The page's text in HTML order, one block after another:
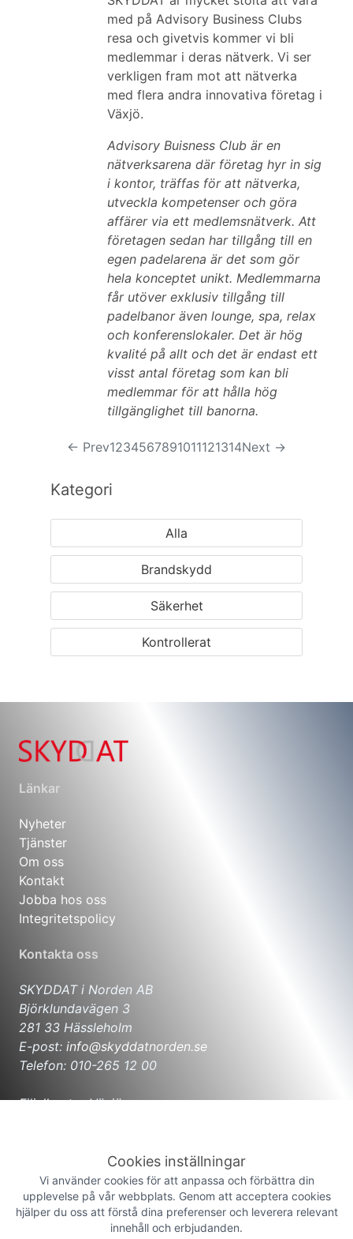
med på Advisory Business Clubs
resa och givetvis kommer vi bli
medlemmar i deras nätverk. Vi ser
verkligen fram mot att nätverka
med flera andra innovativa företag i
Växjö.
Advisory Buisness Club är en
nätverksarena där företag hyr in sig
i kontor, träffas för att nätverka,
utveckla kompetenser och göra
affärer via ett medlemsnätverk. Att
företagen sedan har tillgång till en
egen padelarena är det som gör
hela konceptet unikt. Medlemmarna
får utöver exklusiv tillgång till
padelbanor även lounge, spa, relax
och konferenslokaler. Det är hög
kvalité på allt och det är endast ett
visst antal företag som kan bli
medlemmar för att hålla hög
tillgänglighet till banorna.
← Prev1234567891011121314Next →
Kategori
Alla
Brandskydd
Säkerhet
Kontrollerat
Länkar
Nyheter
Tjänster
Om oss
Kontakt
Jobba hos oss
Integritetspolicy
Kontakta oss
SKYDDAT i Norden AB
Björklundavägen 3
281 33 Hässleholm
E-post: info@skyddatnorden.se
Telefon: 010-265 12 00
Filialkontor Växjö
info@skyddatnorden.se
Telefon: 010-265 12 00
Filialkontor Malmö
Flygplansgatan 12
Cookies inställningar
Vi använder cookies för att anpassa och förbättra din
upplevelse på vår webbplats. Genom att acceptera cookies
hjälper du oss att förstå dina preferenser och leverera relevant
innehåll och erbjudanden.